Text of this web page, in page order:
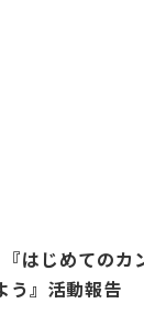
はじめてのカ
う』活動報告